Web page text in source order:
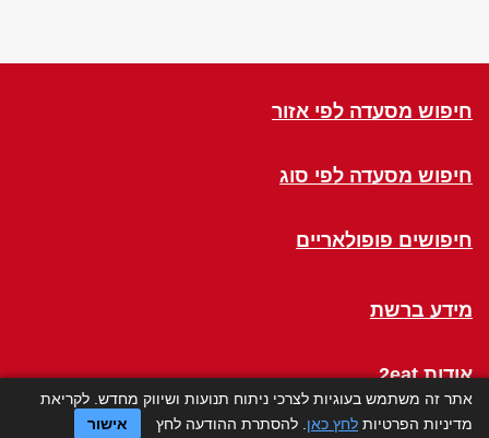
חיפוש מסעדה לפי אזור
חיפוש מסעדה לפי סוג
חיפושים פופולאריים
מידע ברשת
אודות 2eat
Click a Table
אתר זה משתמש בעוגיות לצרכי ניתוח תנועות ושיווק מחדש. לקריאת
מדיניות הפרטיות לחץ כאן . להסתרת ההודעה לחץ אישור